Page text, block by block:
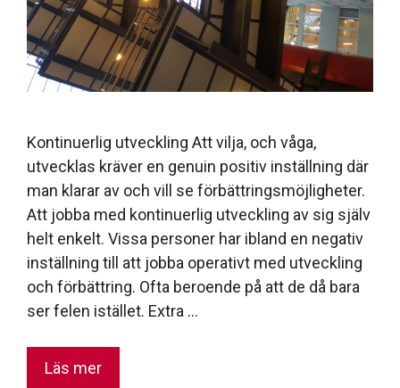
Kontinuerlig utveckling Att vilja, och våga,
utvecklas kräver en genuin positiv inställning där
man klarar av och vill se förbättringsmöjligheter.
Att jobba med kontinuerlig utveckling av sig själv
helt enkelt. Vissa personer har ibland en negativ
inställning till att jobba operativt med utveckling
och förbättring. Ofta beroende på att de då bara
ser felen istället. Extra …
Läs mer